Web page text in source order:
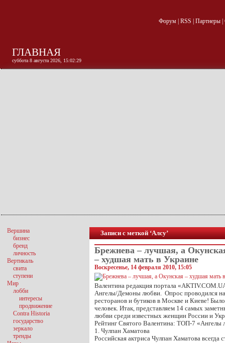
Форум| RSS Партнеры|
ГЛАВНАЯ
суббота 8 августа 2026, 15:02:30
Записи с меткой ‘Алсу’
Брежнева – лучшая, а
– худшая мать в Украине
Воскресенье, 14 февраля 2010, 15:05
Валентина редакция портала
Ангелы/Демоны любви. Опрос проводился
ресторанов и бутиков в Москве и Киеве!
человек. Итак, представляем 14 самых
любви среди известных женщин России и
Рейтинг Святого Валентина: ТОП-7 «Ангелы
1. Чулпан Хаматова
Российская актриса Чулпан Хаматова всегда
Вершина
бизнес
бренд
личность
Вертикаль
свита
ступени
Мир
лобби
интересы
продвижение
Contra Historia
государство
зеркало
тренды